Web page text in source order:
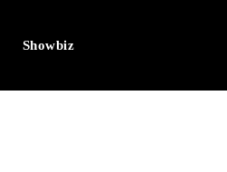
Showbiz